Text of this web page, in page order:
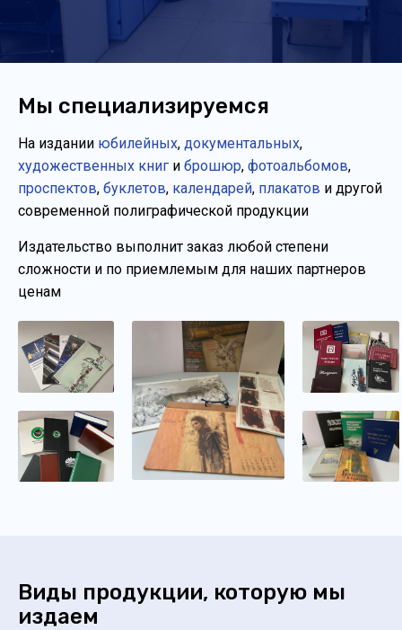
Мы специализируемся
На издании юбилейных, документальных,
художественных книг и брошюр, фотоальбомов,
проспектов, буклетов, календарей, плакатов и другой
современной полиграфической продукции
Издательство выполнит заказ любой степени
сложности и по приемлемым для наших партнеров
ценам
Виды продукции, которую мы
издаем